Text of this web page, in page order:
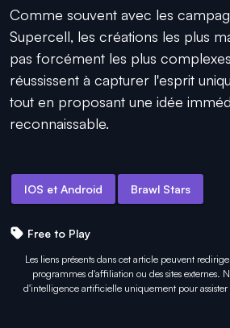
Comme souvent avec les
Supercell, les créations les plus
pas forcément les plus
réussissent à capturer l'esprit
tout en proposant une idée
reconnaissable.
IOS et Android Brawl Stars
Free to Play
Les liens présents dans cet article peuvent
programmes d'affiliation ou des sites externes.
d'intelligence artificielle uniquement pour